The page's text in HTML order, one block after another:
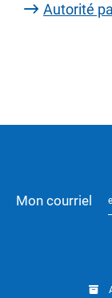
Autorité
Mon courriel